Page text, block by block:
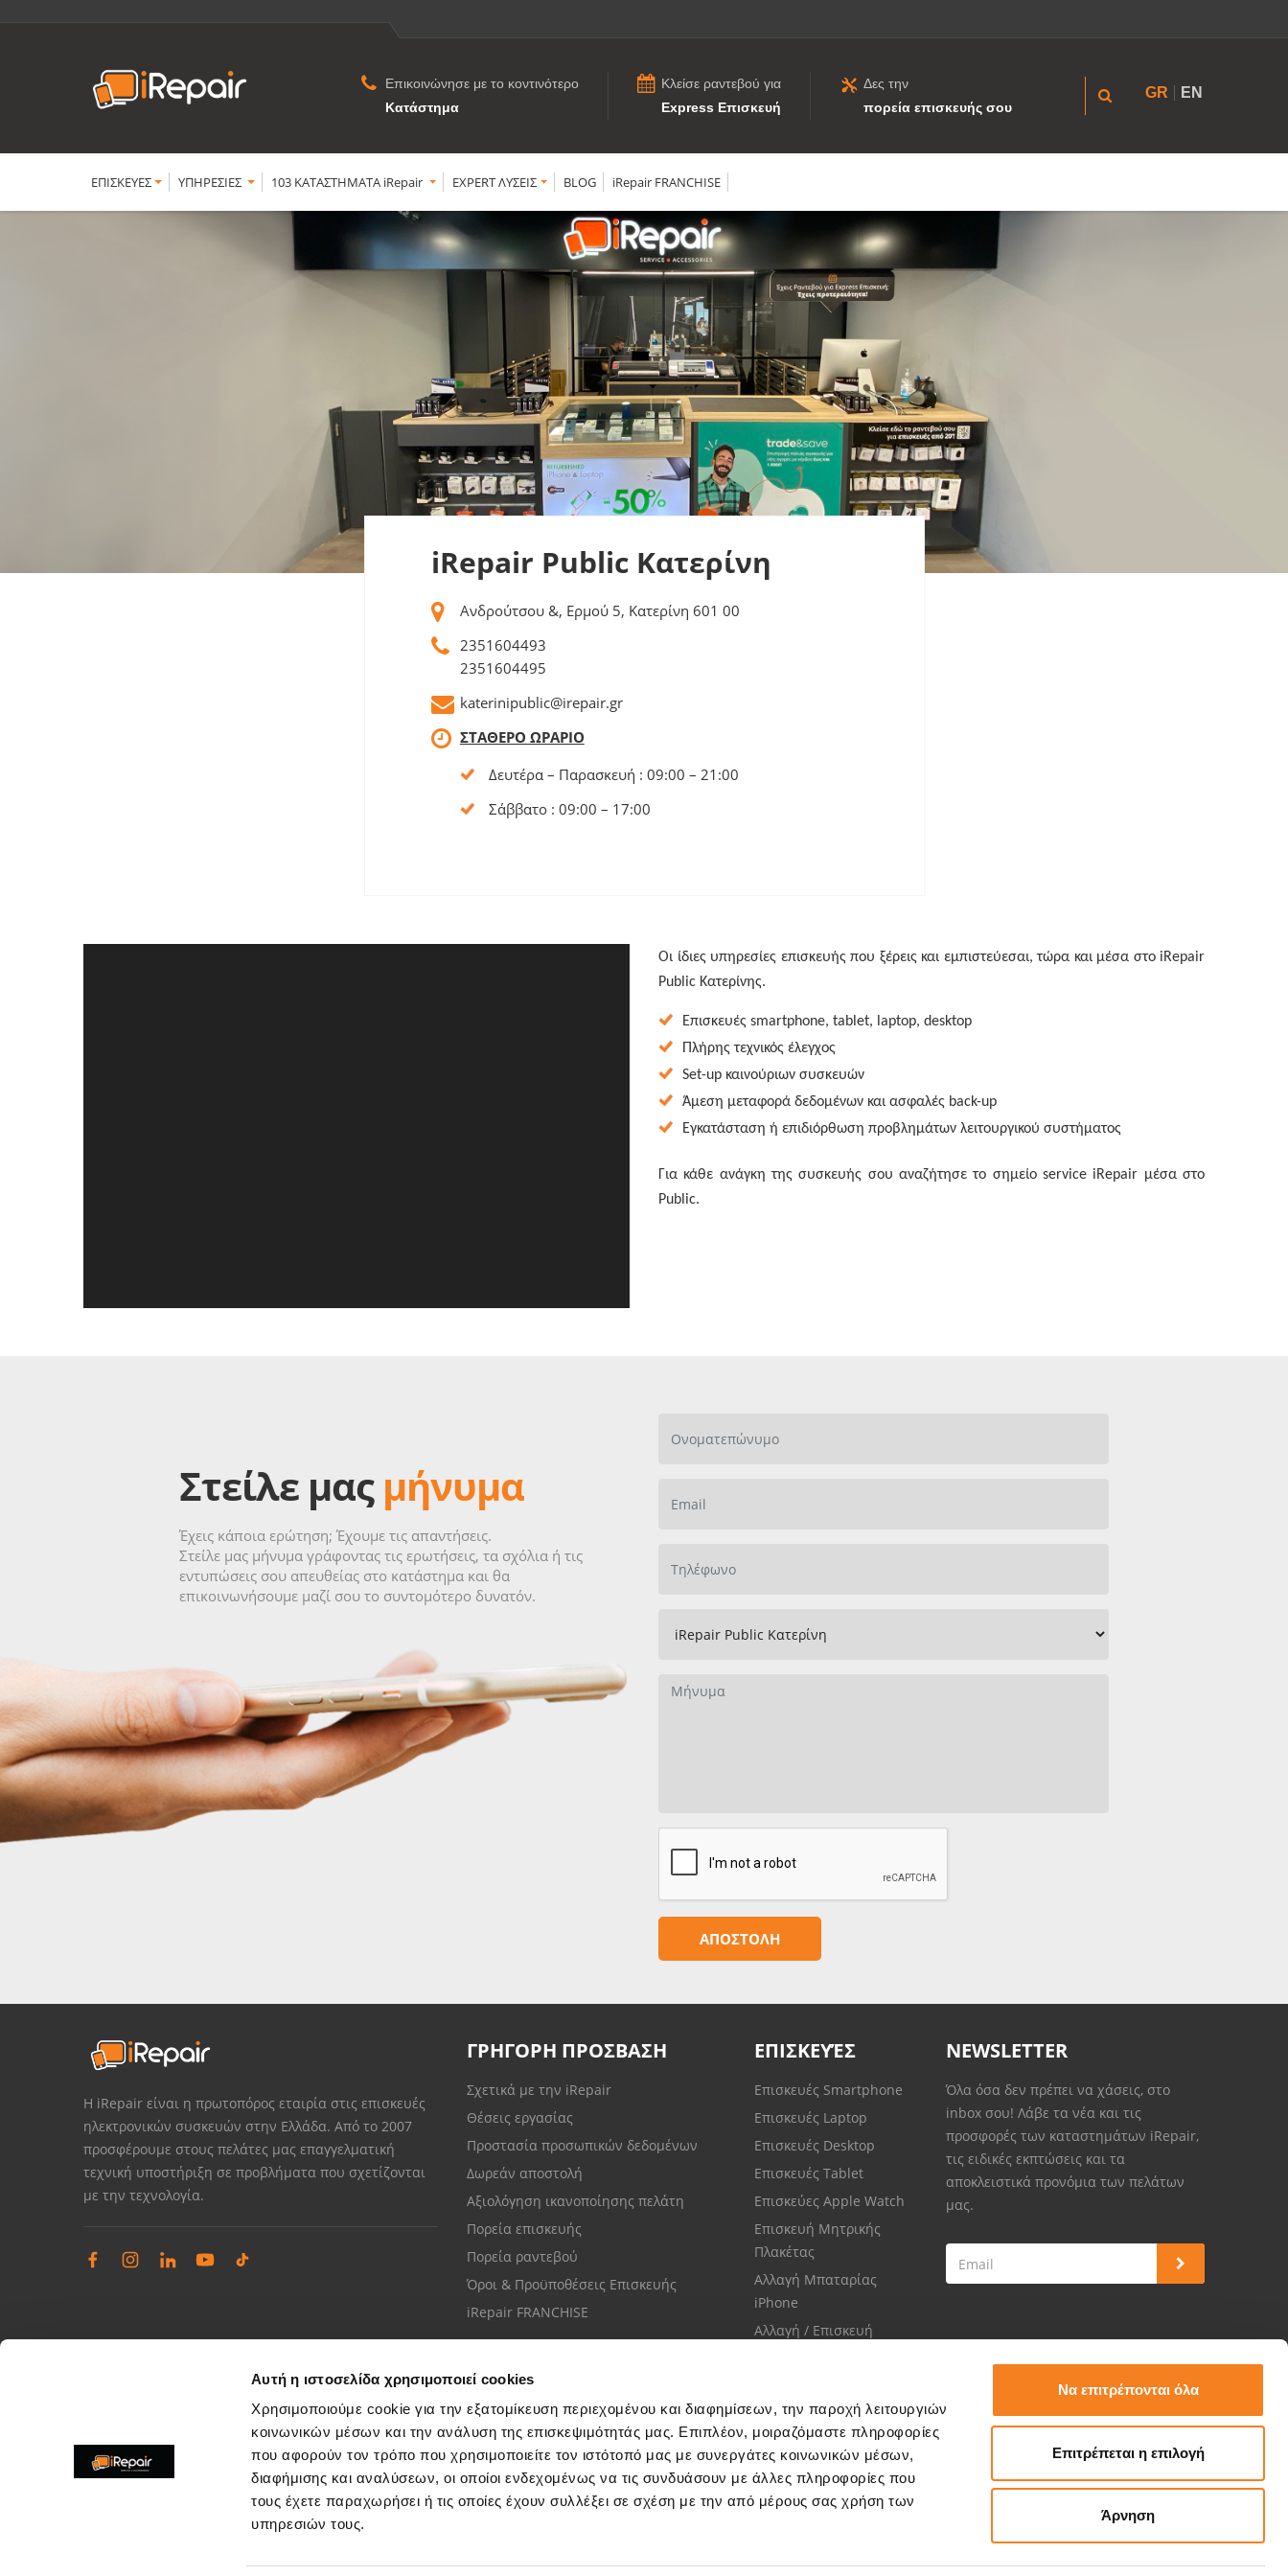
Αυτή η ιστοσελίδα χρησιμοποιεί cookies
Χρησιμοποιούμε cookie για την εξατομίκευση περιεχομένου και διαφημίσεων, την παροχή λειτουργιών
κοινωνικών μέσων και την ανάλυση της επισκεψιμότητάς μας. Επιπλέον, μοιραζόμαστε πληροφορίες
που αφορούν τον τρόπο που χρησιμοποιείτε τον ιστότοπό μας με συνεργάτες κοινωνικών μέσων,
διαφήμισης και αναλύσεων, οι οποίοι ενδεχομένως να τις συνδυάσουν με άλλες πληροφορίες που
τους έχετε παραχωρήσει ή τις οποίες έχουν συλλέξει σε σχέση με την από μέρους σας χρήση των
υπηρεσιών τους.
Να επιτρέπονται όλα
Επιτρέπεται η επιλογή
Άρνηση
Επικοινώνησε με το κοντινότερο
Κατάστημα
Κλείσε ραντεβού για
Express Επισκευή
Δες την
πορεία επισκευής σου
GR EN
ΕΠΙΣΚΕΥΕΣ YΠΗΡΕΣΙΕΣ 103 ΚΑΤΑΣΤΗΜΑΤΑ iRepair EXPERT ΛΥΣΕΙΣ BLOG iRepair FRANCHISE
iRepair Public Κατερίνη
Ανδρούτσου &, Ερμού 5, Κατερίνη 601 00
2351604493
2351604495
katerinipublic@irepair.gr
ΣΤΑΘΕΡΟ ΩΡΑΡΙΟ
Δευτέρα – Παρασκευή : 09:00 – 21:00
Σάββατο : 09:00 – 17:00
Οι ίδιες υπηρεσίες επισκευής που ξέρεις και εμπιστεύεσαι, τώρα και μέσα στo iRepair
Public Κατερίνης.
Επισκευές smartphone, tablet, laptop, desktop
Πλήρης τεχνικός έλεγχος
Set-up καινούριων συσκευών
Άμεση μεταφορά δεδομένων και ασφαλές back-up
Εγκατάσταση ή επιδιόρθωση προβλημάτων λειτουργικού συστήματος
Για κάθε ανάγκη της συσκευής σου αναζήτησε το σημείo service iRepair μέσα στο
Public.
Στείλε μας μήνυμα
Έχεις κάποια ερώτηση; Έχουμε τις απαντήσεις.
Στείλε μας μήνυμα γράφοντας τις ερωτήσεις, τα σχόλια ή τις
εντυπώσεις σου απευθείας στο κατάστημα και θα
επικοινωνήσουμε μαζί σου το συντομότερο δυνατόν.
Η iRepair είναι η πρωτοπόρος εταιρία στις επισκευές
ηλεκτρονικών συσκευών στην Ελλάδα. Από το 2007
προσφέρουμε στους πελάτες μας επαγγελματική
τεχνική υποστήριξη σε προβλήματα που σχετίζονται
με την τεχνολογία.
ΓΡΗΓΟΡΗ ΠΡΟΣΒΑΣΗ
Σχετικά με την iRepair
Θέσεις εργασίας
Προστασία προσωπικών δεδομένων
Δωρεάν αποστολή
Αξιολόγηση ικανοποίησης πελάτη
Πορεία επισκευής
Πορεία ραντεβού
Όροι & Προϋποθέσεις Επισκευής
iRepair FRANCHISE
ΕΠΙΣΚΕΥΈΣ
Επισκευές Smartphone
Επισκευές Laptop
Επισκευές Desktop
Επισκευές Tablet
Επισκεύες Apple Watch
Επισκευή Μητρικής
Πλακέτας
Αλλαγή Μπαταρίας
iPhone
Αλλαγή / Επισκευή
NEWSLETTER
Όλα όσα δεν πρέπει να χάσεις, στο
inbox σου! Λάβε τα νέα και τις
προσφορές των καταστημάτων iRepair,
τις ειδικές εκπτώσεις και τα
αποκλειστικά προνόμια των πελάτων
μας.
Διαχείριση παραπόνων
Επίλυση θεμάτων εξυπηρέτησης καταστημάτων
Εξυπηρέτηση πελατών
Μίλησε με το πιο κοντινό σου κατάστημα